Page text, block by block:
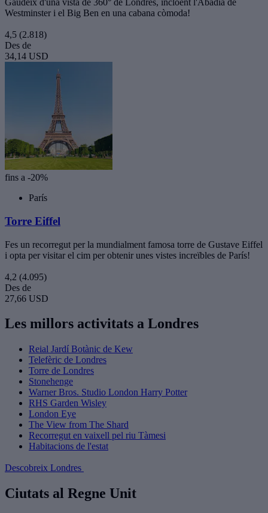
Gaudeix d'una vista de 360° de Londres, incloent l'Abadia de
Westminster i el Big Ben en una cabana còmoda!
4,5 (2.818)
Des de
34,14 USD
fins a -20%
París
Torre Eiffel
Fes un recorregut per la mundialment famosa torre de Gustave Eiffel
i opta per visitar el cim per obtenir unes vistes increïbles de París!
4,2 (4.095)
Des de
27,66 USD
Les millors activitats a Londres
Reial Jardí Botànic de Kew
Telefèric de Londres
Torre de Londres
Stonehenge
Warner Bros. Studio London Harry Potter
RHS Garden Wisley
London Eye
The View from The Shard
Recorregut en vaixell pel riu Tàmesi
Habitacions de l'estat
Descobreix Londres
Ciutats al Regne Unit